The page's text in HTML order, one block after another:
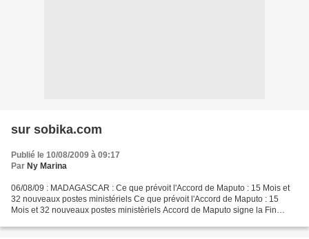
sur sobika.com
Publié le 10/08/2009 à 09:17
Par Ny Marina
06/08/09 : MADAGASCAR : Ce que prévoit l'Accord de Maputo : 15 Mois et
32 nouveaux postes ministériels Ce que prévoit l'Accord de Maputo : 15
Mois et 32 nouveaux postes ministèriels Accord de Maputo signe la Fin